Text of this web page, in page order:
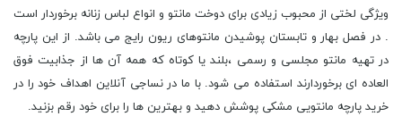
ویژگی لختی از محبوب زیادی برای دوخت مانتو و انواع لباس زنانه برخوردار است
. در فصل بهار و تابستان پوشیدن مانتوهای ریون رایج می باشد. از این پارچه
در تهیه مانتو مجلسی و رسمی ،بلند یا کوتاه که همه آن ها از جذابیت فوق
العاده ای برخوردارند استفاده می شود. با ما در نساجی آنلاین اهداف خود را در
خرید پارچه مانتویی مشکی پوشش دهید و بهترین ها را برای خود رقم بزنید.